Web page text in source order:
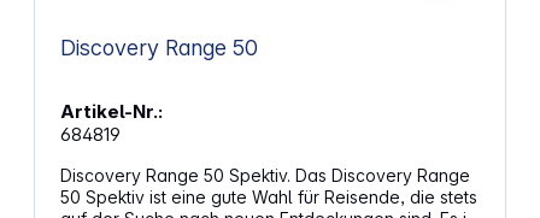
Discovery Range 50
Artikel-Nr.:
684819
Discovery Range 50 Spektiv. Das Discovery Range
50 Spektiv ist eine gute Wahl für Reisende, die stets